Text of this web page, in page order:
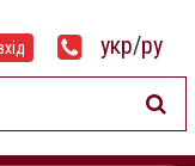
укр/ру